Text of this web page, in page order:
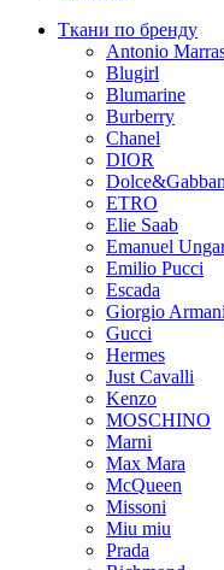
Ткани по бренду
Antonio
Blugirl
Blumarine
Burberry
Chanel
DIOR
ETRO
Elie Saab
Emanuel
Emilio Pucci
Escada
Giorgio Armani
Gucci
Hermes
Just Cavalli
Kenzo
MOSCHINO
Marni
Max Mara
McQueen
Missoni
Miu miu
Prada